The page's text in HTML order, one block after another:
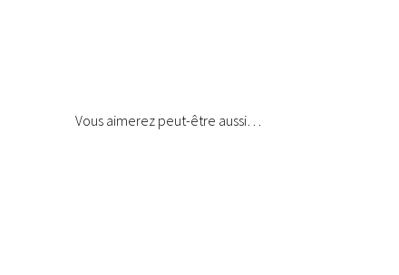
Vous aimerez peut-être aussi…